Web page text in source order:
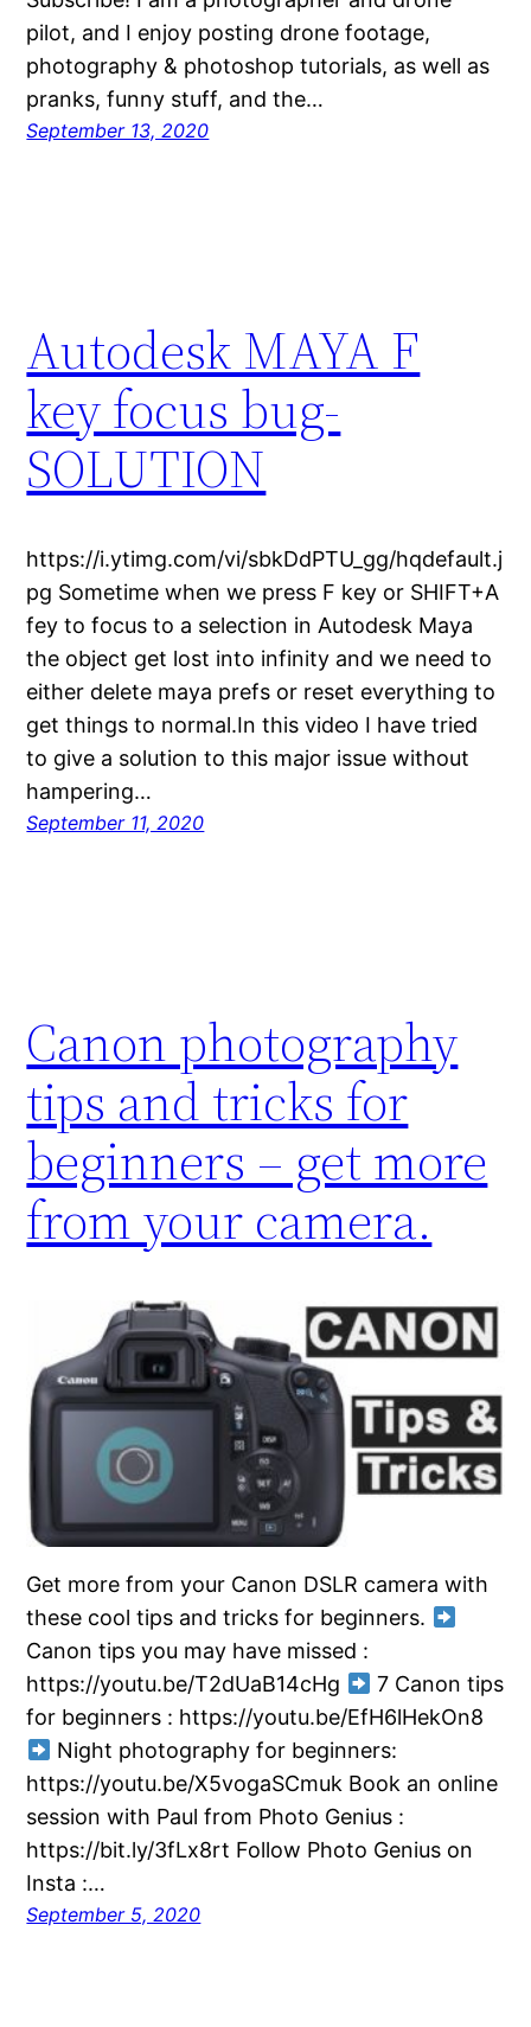
pilot, and I enjoy posting drone footage,
photography & photoshop tutorials, as well as
pranks, funny stuff, and the…
September 13, 2020
Autodesk MAYA F
key focus bug-
SOLUTION
https://i.ytimg.com/vi/sbkDdPTU_gg/hqdefault.j
pg Sometime when we press F key or SHIFT+A
fey to focus to a selection in Autodesk Maya
the object get lost into infinity and we need to
either delete maya prefs or reset everything to
get things to normal.In this video I have tried
to give a solution to this major issue without
hampering…
September 11, 2020
Canon photography
tips and tricks for
beginners – get more
from your camera.
Get more from your Canon DSLR camera with
these cool tips and tricks for beginners.
Canon tips you may have missed :
https://youtu.be/T2dUaB14cHg
7 Canon tips
for beginners : https://youtu.be/EfH6lHekOn8
Night photography for beginners:
https://youtu.be/X5vogaSCmuk Book an online
session with Paul from Photo Genius :
https://bit.ly/3fLx8rt Follow Photo Genius on
Insta :…
September 5, 2020